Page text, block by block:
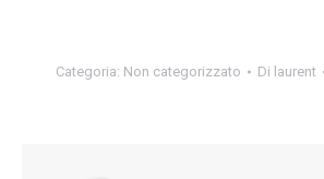
Categoria: Non categorizzato Di laurent